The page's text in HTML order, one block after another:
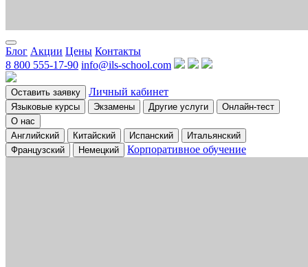
Блог Акции Цены Контакты
8 800 555-17-90 info@ils-school.com
Оставить заявку Личный кабинет
Языковые курсы Экзамены Другие услуги
Онлайн-тест
О нас
Английский
Китайский Испанский
Итальянский
Французский
Немецкий Корпоративное обучение